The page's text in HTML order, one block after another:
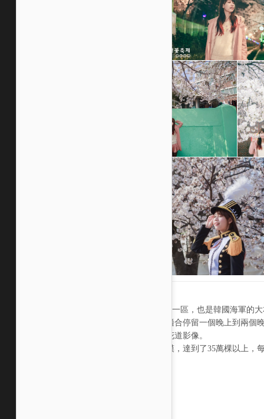
鎮海(진해)是昌原市的一區，也是韓國海軍的
以拍攝人像來看，很適合停留一個晚上到兩個
涵蓋夜櫻跟晨間的櫻花道影像。
整個鎮海的櫻花樹規模，達到了35萬棵以上